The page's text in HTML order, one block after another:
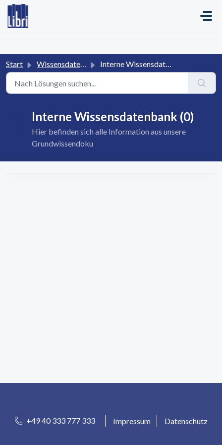
Zum hauptsächlichen Inhalt gehen
Start Wissensdatenbank Interne Wissensdatenbank
Interne Wissensdatenbank (0)
Hier befinden sich alle Information aus unsere
Grundwissendoku
+49 40 333 777 333 Impressum Datenschutz